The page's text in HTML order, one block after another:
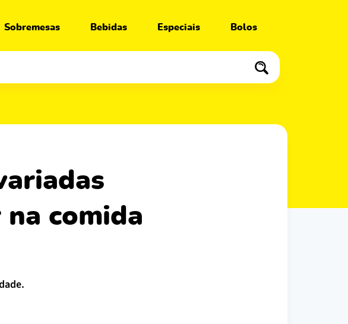
Sobremesas Bebidas Especiais Bolos
comida